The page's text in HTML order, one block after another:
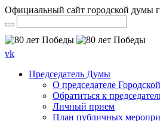
Официальный сайт городской думы
vk
Председатель Думы
О председателе
Обратиться к
Личный прием
План публичных